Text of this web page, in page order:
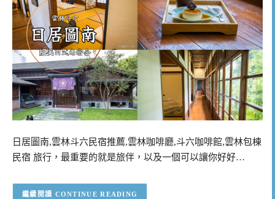
日居圖南,雲林斗六民宿推薦,雲林咖啡廳,斗六咖啡館,雲林包棟
民宿 旅行，最重要的就是旅伴，以及一個可以讓你好好…
CONTINUE READING